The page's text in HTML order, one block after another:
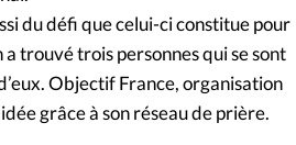
Changemement
Nous contacter
du défi que celui-ci constitue pour
trouvé trois personnes qui se sont
Objectif France, organisation
grâce à son réseau de prière.